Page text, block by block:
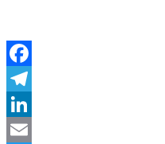
Facebook
Telegram
LinkedIn